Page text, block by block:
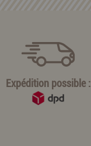
Expédition possible :